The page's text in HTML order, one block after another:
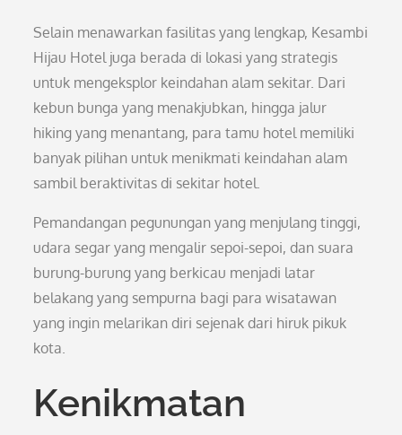
Selain menawarkan fasilitas yang lengkap, Kesambi
Hijau Hotel juga berada di lokasi yang strategis
untuk mengeksplor keindahan alam sekitar. Dari
kebun bunga yang menakjubkan, hingga jalur
hiking yang menantang, para tamu hotel memiliki
banyak pilihan untuk menikmati keindahan alam
sambil beraktivitas di sekitar hotel.
Pemandangan pegunungan yang menjulang tinggi,
udara segar yang mengalir sepoi-sepoi, dan suara
burung-burung yang berkicau menjadi latar
belakang yang sempurna bagi para wisatawan
yang ingin melarikan diri sejenak dari hiruk pikuk
kota.
Kenikmatan